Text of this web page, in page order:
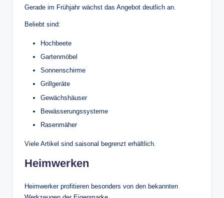
Gerade im Frühjahr wächst das Angebot deutlich an.
Beliebt sind:
Hochbeete
Gartenmöbel
Sonnenschirme
Grillgeräte
Gewächshäuser
Bewässerungssysteme
Rasenmäher
Viele Artikel sind saisonal begrenzt erhältlich.
Heimwerken
Heimwerker profitieren besonders von den bekannten